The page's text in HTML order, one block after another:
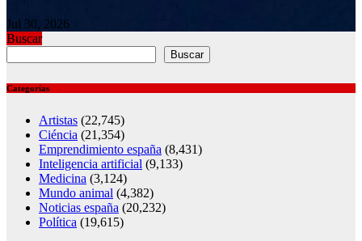
Jul 30, 2026
Buscar
Buscar
Categorías
Artistas (22,745)
Ciéncia (21,354)
Emprendimiento españa (8,431)
Inteligencia artificial (9,133)
Medicina (3,124)
Mundo animal (4,382)
Noticias españa (20,232)
Política (19,615)